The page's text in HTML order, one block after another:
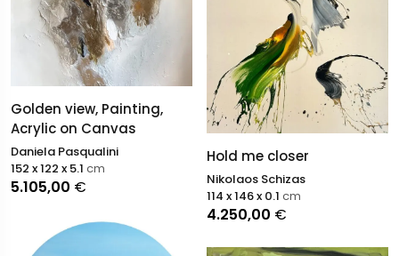
Golden view, Painting,
Acrylic on Canvas
Daniela Pasqualini
5.105,00 €
152 x 122 x 5.1 cm
Hold me closer
Nikolaos Schizas
4.250,00 €
114 x 146 x 0.1 cm